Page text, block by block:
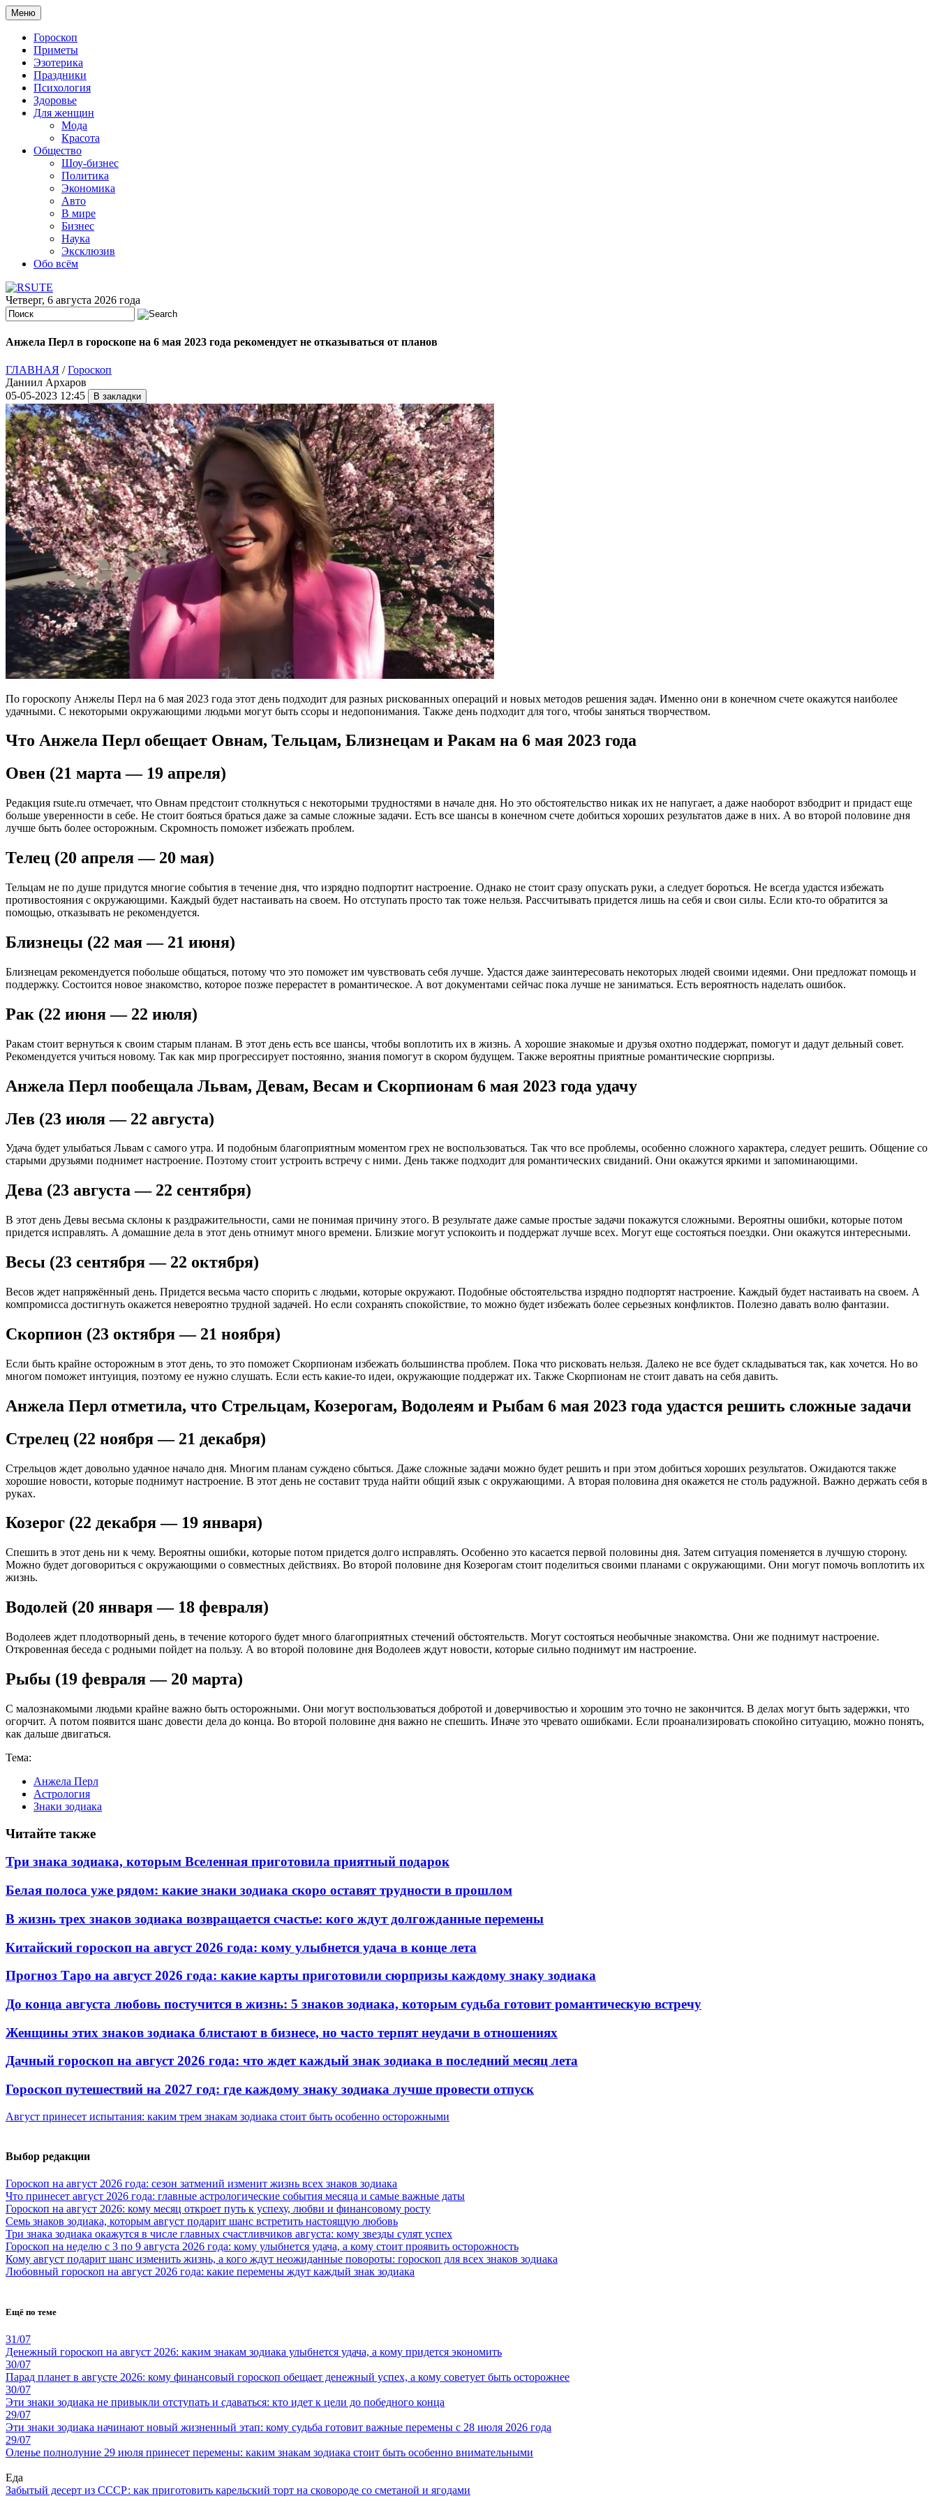
Меню
Гороскоп
Приметы
Эзотерика
Праздники
Психология
Здоровье
Для женщин
Мода
Красота
Общество
Шоу-бизнес
Политика
Экономика
Авто
В мире
Бизнес
Наука
Эксклюзив
Обо всём
Четверг, 6 августа 2026 года
Анжела Перл в гороскопе на 6 мая 2023 года рекомендует не отказываться от планов
ГЛАВНАЯ /Гороскоп
Даниил Архаров
05-05-2023 12:45
По гороскопу Анжелы Перл на 6 мая 2023 года этот день подходит для разных рискованных операций и новых методов решения задач. Именно они в конечном счете окажутся наиболее
удачными. С некоторыми окружающими людьми могут быть ссоры и недопонимания. Также день подходит для того, чтобы заняться творчеством.
Что Анжела Перл обещает Овнам, Тельцам, Близнецам и Ракам на 6 мая 2023 года
Овен (21 марта — 19 апреля)
Редакция rsute.ru отмечает, что Овнам предстоит столкнуться с некоторыми трудностями в начале дня. Но это обстоятельство никак их не напугает, а даже наоборот взбодрит и придаст еще
больше уверенности в себе. Не стоит бояться браться даже за самые сложные задачи. Есть все шансы в конечном счете добиться хороших результатов даже в них. А во второй половине дня
лучше быть более осторожным. Скромность поможет избежать проблем.
Телец (20 апреля — 20 мая)
Тельцам не по душе придутся многие события в течение дня, что изрядно подпортит настроение. Однако не стоит сразу опускать руки, а следует бороться. Не всегда удастся избежать
противостояния с окружающими. Каждый будет настаивать на своем. Но отступать просто так тоже нельзя. Рассчитывать придется лишь на себя и свои силы. Если кто-то обратится за
помощью, отказывать не рекомендуется.
Близнецы (22 мая — 21 июня)
Близнецам рекомендуется побольше общаться, потому что это поможет им чувствовать себя лучше. Удастся даже заинтересовать некоторых людей своими идеями. Они предложат помощь и
поддержку. Состоится новое знакомство, которое позже перерастет в романтическое. А вот документами сейчас пока лучше не заниматься. Есть вероятность наделать ошибок.
Рак (22 июня — 22 июля)
Ракам стоит вернуться к своим старым планам. В этот день есть все шансы, чтобы воплотить их в жизнь. А хорошие знакомые и друзья охотно поддержат, помогут и дадут дельный совет.
Рекомендуется учиться новому. Так как мир прогрессирует постоянно, знания помогут в скором будущем. Также вероятны приятные романтические сюрпризы.
Анжела Перл пообещала Львам, Девам, Весам и Скорпионам 6 мая 2023 года удачу
Лев (23 июля — 22 августа)
Удача будет улыбаться Львам с самого утра. И подобным благоприятным моментом грех не воспользоваться. Так что все проблемы, особенно сложного характера, следует решить. Общение со
старыми друзьями поднимет настроение. Поэтому стоит устроить встречу с ними. День также подходит для романтических свиданий. Они окажутся яркими и запоминающими.
Дева (23 августа — 22 сентября)
В этот день Девы весьма склоны к раздражительности, сами не понимая причину этого. В результате даже самые простые задачи покажутся сложными. Вероятны ошибки, которые потом
придется исправлять. А домашние дела в этот день отнимут много времени. Близкие могут успокоить и поддержат лучше всех. Могут еще состояться поездки. Они окажутся интересными.
Весы (23 сентября — 22 октября)
Весов ждет напряжённый день. Придется весьма часто спорить с людьми, которые окружают. Подобные обстоятельства изрядно подпортят настроение. Каждый будет настаивать на своем. А
компромисса достигнуть окажется невероятно трудной задачей. Но если сохранять спокойствие, то можно будет избежать более серьезных конфликтов. Полезно давать волю фантазии.
Скорпион (23 октября — 21 ноября)
Если быть крайне осторожным в этот день, то это поможет Скорпионам избежать большинства проблем. Пока что рисковать нельзя. Далеко не все будет складываться так, как хочется. Но во
многом поможет интуиция, поэтому ее нужно слушать. Если есть какие-то идеи, окружающие поддержат их. Также Скорпионам не стоит давать на себя давить.
Анжела Перл отметила, что Стрельцам, Козерогам, Водолеям и Рыбам 6 мая 2023 года удастся решить сложные задачи
Стрелец (22 ноября — 21 декабря)
Стрельцов ждет довольно удачное начало дня. Многим планам суждено сбыться. Даже сложные задачи можно будет решить и при этом добиться хороших результатов. Ожидаются также
хорошие новости, которые поднимут настроение. В этот день не составит труда найти общий язык с окружающими. А вторая половина дня окажется не столь радужной. Важно держать себя в
руках.
Козерог (22 декабря — 19 января)
Спешить в этот день ни к чему. Вероятны ошибки, которые потом придется долго исправлять. Особенно это касается первой половины дня. Затем ситуация поменяется в лучшую сторону.
Можно будет договориться с окружающими о совместных действиях. Во второй половине дня Козерогам стоит поделиться своими планами с окружающими. Они могут помочь воплотить их
жизнь.
Водолей (20 января — 18 февраля)
Водолеев ждет плодотворный день, в течение которого будет много благоприятных стечений обстоятельств. Могут состояться необычные знакомства. Они же поднимут настроение.
Откровенная беседа с родными пойдет на пользу. А во второй половине дня Водолеев ждут новости, которые сильно поднимут им настроение.
Рыбы (19 февраля — 20 марта)
С малознакомыми людьми крайне важно быть осторожными. Они могут воспользоваться добротой и доверчивостью и хорошим это точно не закончится. В делах могут быть задержки, что
огорчит. А потом появится шанс довести дела до конца. Во второй половине дня важно не спешить. Иначе это чревато ошибками. Если проанализировать спокойно ситуацию, можно понять,
как дальше двигаться.
Тема:
Анжела Перл
Астрология
Знаки зодиака
Читайте также
Три знака зодиака, которым Вселенная приготовила приятный подарок
Белая полоса уже рядом: какие знаки зодиака скоро оставят трудности в прошлом
В жизнь трех знаков зодиака возвращается счастье: кого ждут долгожданные перемены
Китайский гороскоп на август 2026 года: кому улыбнется удача в конце лета
Прогноз Таро на август 2026 года: какие карты приготовили сюрпризы каждому знаку зодиака
До конца августа любовь постучится в жизнь: 5 знаков зодиака, которым судьба готовит романтическую встречу
Женщины этих знаков зодиака блистают в бизнесе, но часто терпят неудачи в отношениях
Дачный гороскоп на август 2026 года: что ждет каждый знак зодиака в последний месяц лета
Гороскоп путешествий на 2027 год: где каждому знаку зодиака лучше провести отпуск
Август принесет испытания: каким трем знакам зодиака стоит быть особенно осторожными
Выбор редакции
Гороскоп на август 2026 года: сезон затмений изменит жизнь всех знаков зодиака
Что принесет август 2026 года: главные астрологические события месяца и самые важные даты
Гороскоп на август 2026: кому месяц откроет путь к успеху, любви и финансовому росту
Семь знаков зодиака, которым август подарит шанс встретить настоящую любовь
Три знака зодиака окажутся в числе главных счастливчиков августа: кому звезды сулят успех
Гороскоп на неделю с 3 по 9 августа 2026 года: кому улыбнется удача, а кому стоит проявить осторожность
Кому август подарит шанс изменить жизнь, а кого ждут неожиданные повороты: гороскоп для всех знаков зодиака
Любовный гороскоп на август 2026 года: какие перемены ждут каждый знак зодиака
Ещё по теме
31/07
Денежный гороскоп на август 2026: каким знакам зодиака улыбнется удача, а кому придется экономить
30/07
Парад планет в августе 2026: кому финансовый гороскоп обещает денежный успех, а кому советует быть осторожнее
30/07
Эти знаки зодиака не привыкли отступать и сдаваться: кто идет к цели до победного конца
29/07
Эти знаки зодиака начинают новый жизненный этап: кому судьба готовит важные перемены с 28 июля 2026 года
29/07
Оленье полнолуние 29 июля принесет перемены: каким знакам зодиака стоит быть особенно внимательными
Еда
Забытый десерт из СССР: как приготовить карельский торт на сковороде со сметаной и ягодами